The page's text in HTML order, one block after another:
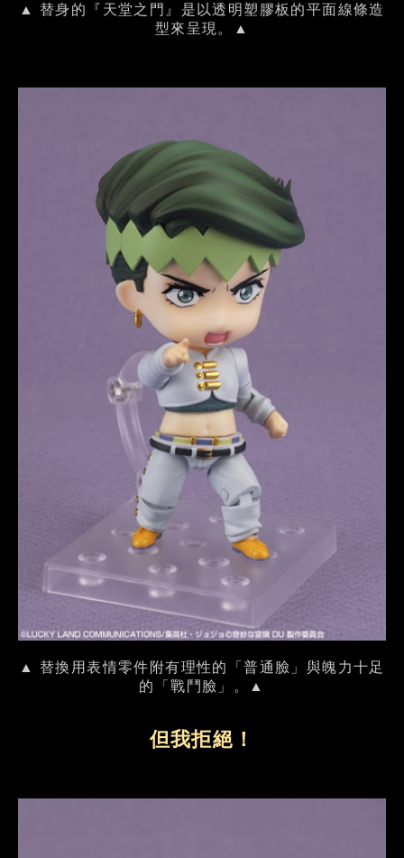
▲ 替身的『天堂之門』是以透明塑膠板的平面線條造
型來呈現。▲
▲ 替換用表情零件附有理性的「普通臉」與魄力十足
的「戰鬥臉」。▲
但我拒絕！